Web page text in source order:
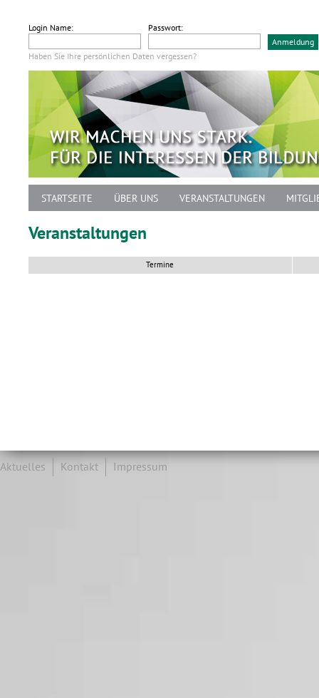
Login Name: Passwort:
Haben Sie Ihre persönlichen Daten vergessen?
STARTSEITE ÜBER UNS VERANSTALTUNGEN
Veranstaltungen
Termine
Aktuelles Kontakt Impressum